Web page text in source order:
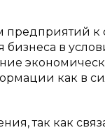
предприятий к
в
как в
так как